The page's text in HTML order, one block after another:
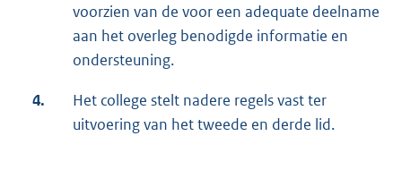
voorzien van de voor een adequate deelname
aan het overleg benodigde informatie en
ondersteuning.
4.
Het college stelt nadere regels vast ter
uitvoering van het tweede en derde lid.